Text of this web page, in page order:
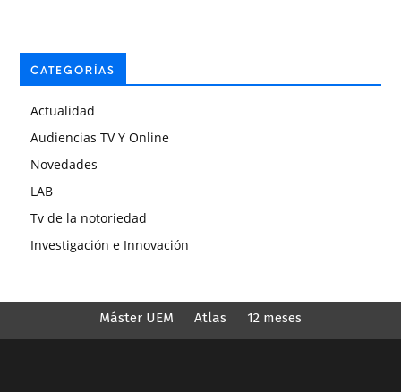
CATEGORÍAS
Actualidad
Audiencias TV Y Online
Novedades
LAB
Tv de la notoriedad
Investigación e Innovación
Máster UEM Atlas 12 meses